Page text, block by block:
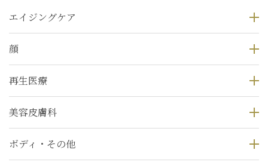
エイジングケア
顔
再生医療
美容皮膚科
ボディ・その他